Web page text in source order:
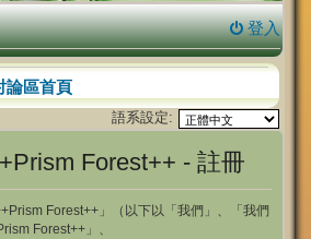
登入
論區首頁
語系設定:
Forest++ - 註冊
Forest++」（以下以「我們」、「我們
Forest++」、